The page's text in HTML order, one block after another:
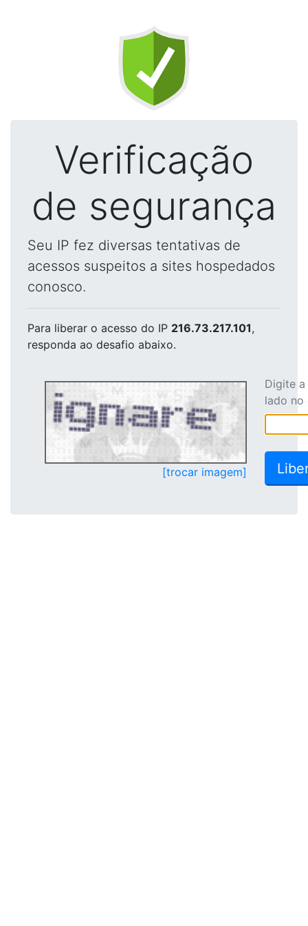
Verificação
de segurança
Seu IP fez diversas tentativas de
acessos suspeitos a sites hospedados
conosco.
Para liberar o acesso do IP 216.73.217.101,
responda ao desafio abaixo.
[trocar imagem]
Digite
lado no